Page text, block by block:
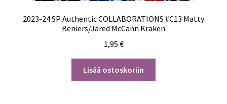
2023-24 SP Authentic COLLABORATIONS #C13 Matty
Beniers/Jared McCann Kraken
1,95 €
Lisää ostoskoriin